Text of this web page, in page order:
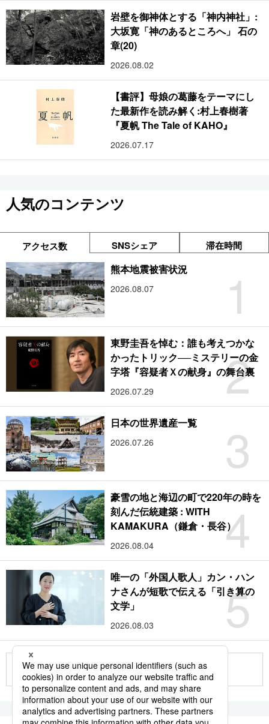
岩壁を御神体とする「神内神社」:
大坂寛「神のあるところへ」 石の
章(20)
2026.08.02
【書評】母娘の葛藤をテーマにし
た最新作を読み解く:村上春樹著
『夏帆 The Tale of KAHO』
2026.07.17
人気のコンテンツ
アクセス数 SNSシェア 滞在時間
1
熊本地震被害状況
2026.08.07
2
東野圭吾を悼む：誰も考えつかな
かったトリック──ミステリーの金
字塔『容疑者Ｘの献身』の舞台裏
2026.07.29
3
日本の世界遺産一覧
2026.07.26
4
豪雪の地と海辺の町で220年の時を
刻んだ伝統建築 : WITH
KAMAKURA（鎌倉・長谷）
2026.08.04
5
唯一の「外国人歌人」カン・ハン
ナさんが短歌で伝える「引き算の
文学」
2026.08.03
もっと見る